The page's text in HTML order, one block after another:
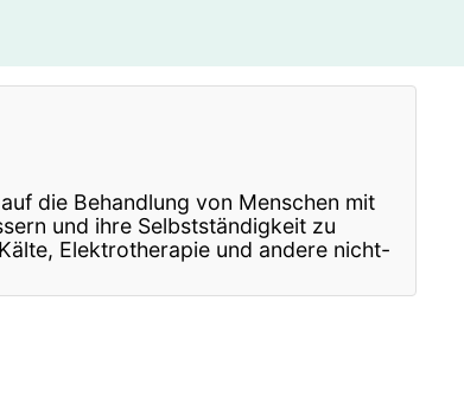
die Behandlung von Menschen mit
und ihre Selbstständigkeit zu
Elektrotherapie und andere nicht-